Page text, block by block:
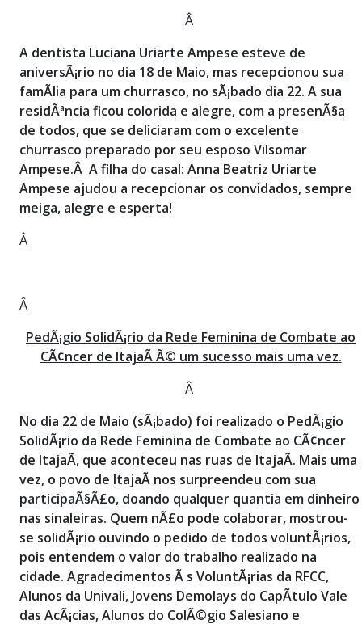
Â
A dentista Luciana Uriarte Ampese esteve de
aniversÃ¡rio no dia 18 de Maio, mas recepcionou sua
famÃ­lia para um churrasco, no sÃ¡bado dia 22. A sua
residÃªncia ficou colorida e alegre, com a presenÃ§a
de todos, que se deliciaram com o excelente
churrasco preparado por seu esposo Vilsomar
Ampese.Â A filha do casal: Anna Beatriz Uriarte
Ampese ajudou a recepcionar os convidados, sempre
meiga, alegre e esperta!
Â
Â
PedÃ¡gio SolidÃ¡rio da Rede Feminina de Combate ao
CÃ¢ncer de ItajaÃ­ Ã© um sucesso mais uma vez.
Â
No dia 22 de Maio (sÃ¡bado) foi realizado o PedÃ¡gio
SolidÃ¡rio da Rede Feminina de Combate ao CÃ¢ncer
de ItajaÃ­, que aconteceu nas ruas de ItajaÃ­. Mais uma
vez, o povo de ItajaÃ­ nos surpreendeu com sua
participaÃ§Ã£o, doando qualquer quantia em dinheiro
nas sinaleiras. Quem nÃ£o pode colaborar, mostrou-
se solidÃ¡rio ouvindo o pedido de todos voluntÃ¡rios,
pois entendem o valor do trabalho realizado na
cidade. Agradecimentos Ã s VoluntÃ¡rias da RFCC,
Alunos da Univali, Jovens Demolays do CapÃ­tulo Vale
das AcÃ¡cias, Alunos do ColÃ©gio Salesiano e